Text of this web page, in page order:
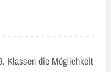
Klassen die Möglichkeit